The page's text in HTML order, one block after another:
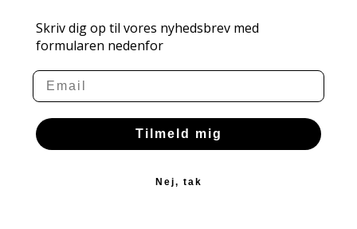
Skriv dig op til vores nyhedsbrev med
formularen nedenfor
Email
Tilmeld mig
Nej, tak